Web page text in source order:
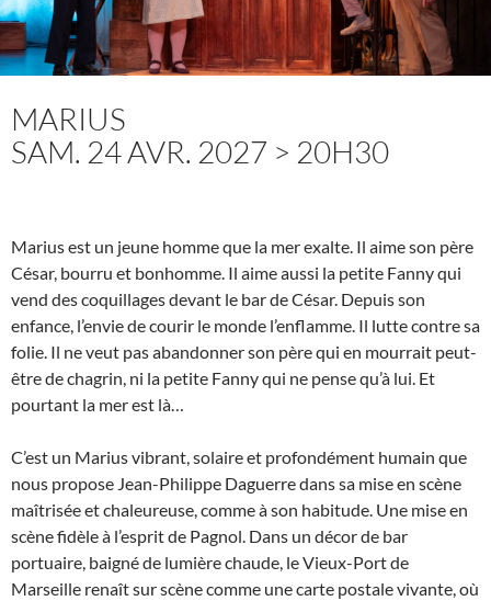
MARIUS
SAM. 24 AVR. 2027 > 20H30
Marius est un jeune homme que la mer exalte. Il aime son père
César, bourru et bonhomme. Il aime aussi la petite Fanny qui
vend des coquillages devant le bar de César. Depuis son
enfance, l’envie de courir le monde l’enflamme. Il lutte contre sa
folie. Il ne veut pas abandonner son père qui en mourrait peut-
être de chagrin, ni la petite Fanny qui ne pense qu’à lui. Et
pourtant la mer est là…
C’est un Marius vibrant, solaire et profondément humain que
nous propose Jean-Philippe Daguerre dans sa mise en scène
maîtrisée et chaleureuse, comme à son habitude. Une mise en
scène fidèle à l’esprit de Pagnol. Dans un décor de bar
portuaire, baigné de lumière chaude, le Vieux-Port de
Marseille renaît sur scène comme une carte postale vivante, où